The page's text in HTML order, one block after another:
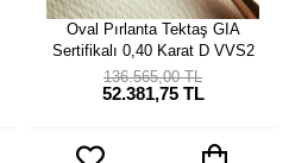
Oval Pırlanta Tektaş GIA
Sertifikalı 0,40 Karat D VVS2
52.381,75 TL
136.565,00 TL